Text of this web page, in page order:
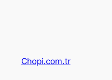
Chopi.com.tr